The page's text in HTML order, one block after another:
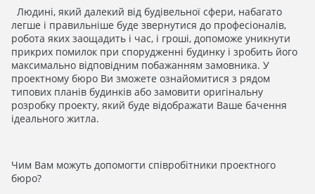
Людині, який далекий від будівельної сфери, набагато
легше і правильніше буде звернутися до професіоналів,
робота яких заощадить і час, і гроші, допоможе уникнути
прикрих помилок при спорудженні будинку і зробить його
максимально відповідним побажанням замовника. У
проектному бюро Ви зможете ознайомитися з рядом
типових планів будинків або замовити оригінальну
розробку проекту, який буде відображати Ваше бачення
ідеального житла.
Чим Вам можуть допомогти співробітники проектного
бюро?